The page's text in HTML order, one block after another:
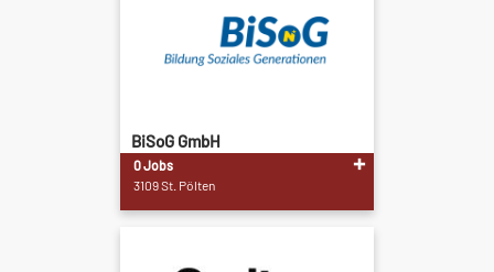
BiSoG GmbH
0 Jobs
3109 St. Pölten